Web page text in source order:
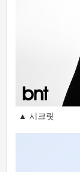
▲ 시크릿